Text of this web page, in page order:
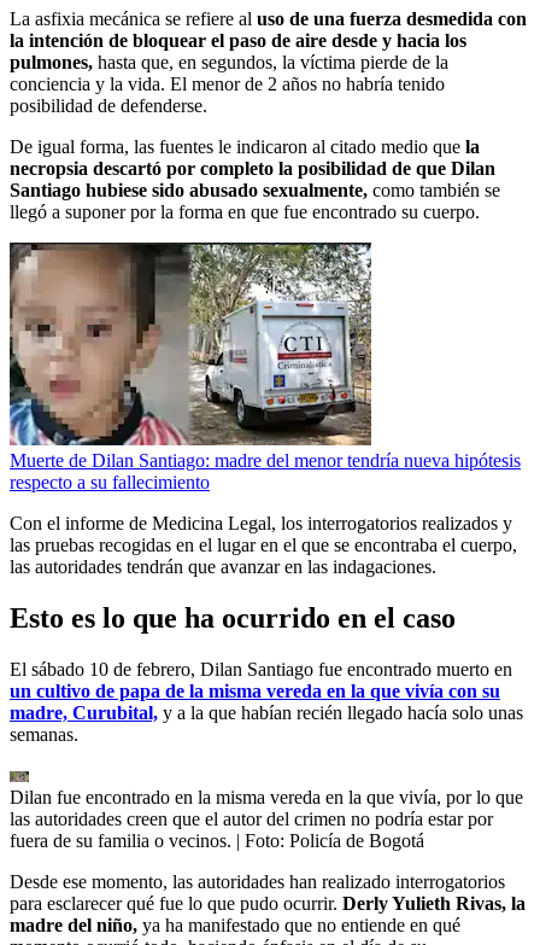
La asfixia mecánica se refiere al uso de una fuerza desmedida con
la intención de bloquear el paso de aire desde y hacia los
pulmones, hasta que, en segundos, la víctima pierde de la
conciencia y la vida. El menor de 2 años no habría tenido
posibilidad de defenderse.
De igual forma, las fuentes le indicaron al citado medio que la
necropsia descartó por completo la posibilidad de que Dilan
Santiago hubiese sido abusado sexualmente, como también se
llegó a suponer por la forma en que fue encontrado su cuerpo.
Muerte de Dilan Santiago: madre del menor tendría nueva hipótesis
respecto a su fallecimiento
Con el informe de Medicina Legal, los interrogatorios realizados y
las pruebas recogidas en el lugar en el que se encontraba el cuerpo,
las autoridades tendrán que avanzar en las indagaciones.
Esto es lo que ha ocurrido en el caso
El sábado 10 de febrero, Dilan Santiago fue encontrado muerto en
un cultivo de papa de la misma vereda en la que vivía con su
madre, Curubital, y a la que habían recién llegado hacía solo unas
semanas.
Dilan fue encontrado en la misma vereda en la que vivía, por lo que
las autoridades creen que el autor del crimen no podría estar por
fuera de su familia o vecinos. | Foto: Policía de Bogotá
Desde ese momento, las autoridades han realizado interrogatorios
para esclarecer qué fue lo que pudo ocurrir. Derly Yulieth Rivas, la
madre del niño, ya ha manifestado que no entiende en qué